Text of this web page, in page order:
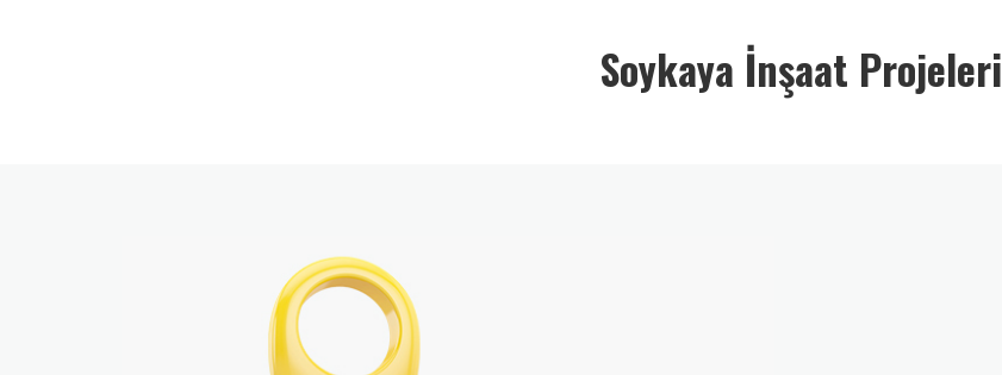
Soykaya İnşaat Projeleri